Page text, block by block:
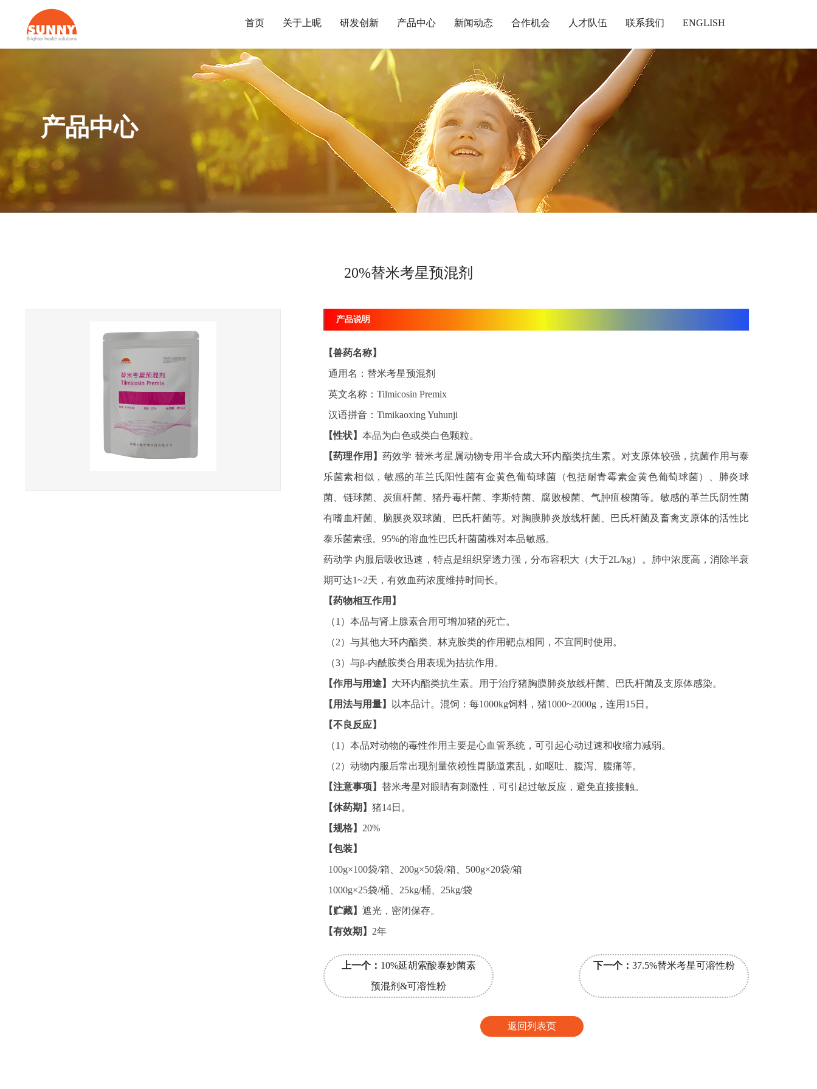
首页 关于上昵
企业简介
发展历程
企业文化
研发创新
研发中心
荣誉资质
产品中心
动保制剂
新闻动态
公司新闻
行业资讯
合作机会
投诉举报
人才队伍
团队建设
招贤纳士
职业通道
联系我们 ENGLISH
产品中心
20%替米考星预混剂
产品说明
【兽药名称】
通用名：替米考星预混剂
英文名称：Tilmicosin Premix
汉语拼音：Timikaoxing Yuhunji
【性状】 本品为白色或类白色颗粒。
【药理作用】药效学 替米考星属动物专用半合成大环内酯类抗生素。对支原体较强，抗菌作用与泰
乐菌素相似，敏感的革兰氏阳性菌有金黄色葡萄球菌（包括耐青霉素金黄色葡萄球菌）、肺炎球
菌、链球菌、炭疽杆菌、猪丹毒杆菌、李斯特菌、腐败梭菌、气肿疽梭菌等。敏感的革兰氏阴性菌
有嗜血杆菌、脑膜炎双球菌、巴氏杆菌等。对胸膜肺炎放线杆菌、巴氏杆菌及畜禽支原体的活性比
泰乐菌素强。95%的溶血性巴氏杆菌菌株对本品敏感。
药动学 内服后吸收迅速，特点是组织穿透力强，分布容积大（大于2L/kg）。肺中浓度高，消除半衰
期可达1~2天，有效血药浓度维持时间长。
【药物相互作用】
（1）本品与肾上腺素合用可增加猪的死亡。
（2）与其他大环内酯类、林克胺类的作用靶点相同，不宜同时使用。
（3）与β-内酰胺类合用表现为拮抗作用。
【作用与用途】 大环内酯类抗生素。用于治疗猪胸膜肺炎放线杆菌、巴氏杆菌及支原体感染。
【用法与用量】
以本品计。混饲：每1000kg饲料，猪1000~2000g，连用15日。
【不良反应】
（1）本品对动物的毒性作用主要是心血管系统，可引起心动过速和收缩力减弱。
（2）动物内服后常出现剂量依赖性胃肠道素乱，如呕吐、腹泻、腹痛等。
【注意事项】 替米考星对眼睛有刺激性，可引起过敏反应，避免直接接触。
【休药期】 猪14日。
【规格】 20%
【包装】
100g×100袋/箱、200g×50袋/箱、500g×20袋/箱
1000g×25袋/桶、25kg/桶、25kg/袋
【贮藏】 遮光，密闭保存。
【有效期】 2年
上一个： 10%延胡索酸泰妙菌素
预混剂&可溶性粉
下一个： 37.5%替米考星可溶性粉
返回列表页